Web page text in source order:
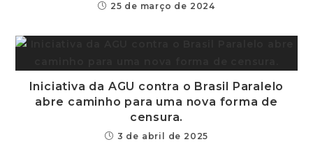
25 de março de 2024
Iniciativa da AGU contra o Brasil Paralelo
abre caminho para uma nova forma de
censura.
3 de abril de 2025